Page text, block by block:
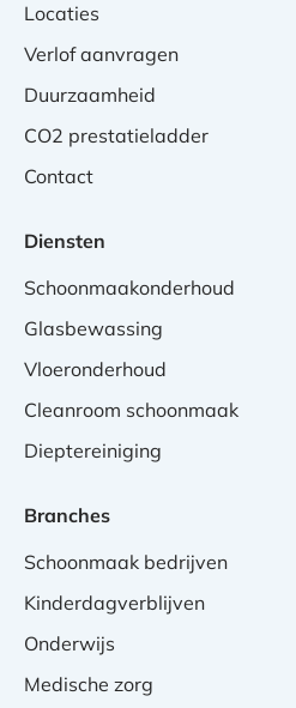
Locaties
Verlof aanvragen
Duurzaamheid
CO2 prestatieladder
Contact
Diensten
Schoonmaakonderhoud
Glasbewassing
Vloeronderhoud
Cleanroom schoonmaak
Dieptereiniging
Branches
Schoonmaak bedrijven
Kinderdagverblijven
Onderwijs
Medische zorg